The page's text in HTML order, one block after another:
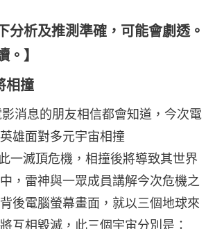
分析及推測準確，可能會劇透。
】
相撞
消息的朋友相信都會知道，今次電
雄面對多元宇宙相撞
一滅頂危機，相撞後將導致其世界
，雷神與一眾成員講解今次危機之
後電腦螢幕畫面，就以三個地球來
互相毀滅，此三個宇宙分別是：